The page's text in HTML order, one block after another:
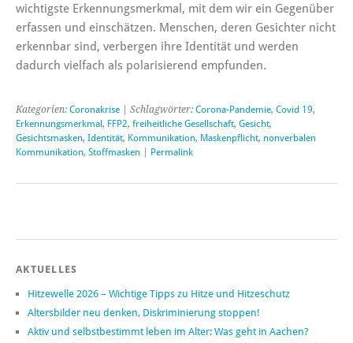
wichtigste Erkennungsmerkmal, mit dem wir ein Gegenüber
erfassen und einschätzen. Menschen, deren Gesichter nicht
erkennbar sind, verbergen ihre Identität und werden
dadurch vielfach als polarisierend empfunden.
Kategorien: Coronakrise | Schlagwörter: Corona-Pandemie, Covid 19,
Erkennungsmerkmal, FFP2, freiheitliche Gesellschaft, Gesicht,
Gesichtsmasken, Identität, Kommunikation, Maskenpflicht, nonverbalen
Kommunikation, Stoffmasken Permalink
AKTUELLES
Hitzewelle 2026 – Wichtige Tipps zu Hitze und Hitzeschutz
Altersbilder neu denken, Diskriminierung stoppen!
Aktiv und selbstbestimmt leben im Alter: Was geht in Aachen?